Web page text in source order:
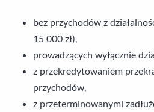
bez przychodów z
15 000 zł),
prowadzących wyłącznie
z przekredytowaniem
przychodów,
z przeterminowanymi